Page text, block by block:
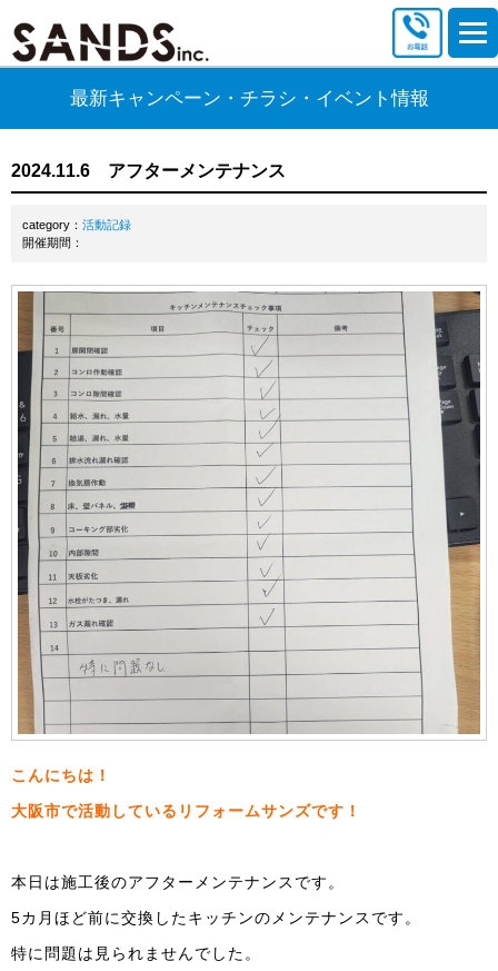
最新キャンペーン・チラシ・イベント情報
2024.11.6 アフターメンテナンス
category： 活動記録
開催期間：
こんにちは！
大阪市で活動しているリフォームサンズです！
本日は施工後のアフターメンテナンスです。
5カ月ほど前に交換したキッチンのメンテナンスです。
特に問題は見られませんでした。